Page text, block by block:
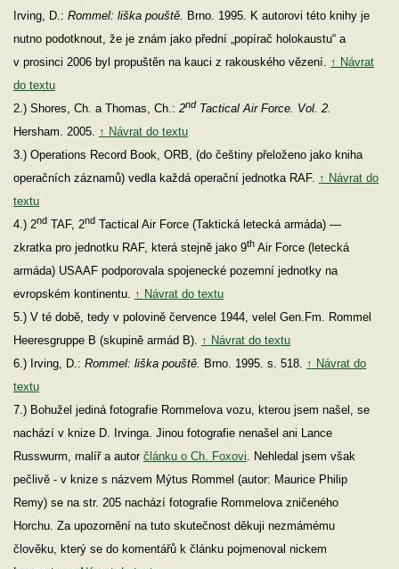
Irving, D.: Rommel: liška pouště. Brno. 1995. K autorovi této knihy je
nutno podotknout, že je znám jako přední „popírač holokaustu“ a
v prosinci 2006 byl propuštěn na kauci z rakouského vězení. ↑ Návrat
do textu
2.) Shores, Ch. a Thomas, Ch.: 2nd Tactical Air Force. Vol. 2.
Hersham. 2005. ↑ Návrat do textu
3.) Operations Record Book, ORB, (do češtiny přeloženo jako kniha
operačních záznamů) vedla každá operační jednotka RAF. ↑ Návrat do
textu
4.) 2nd TAF, 2nd Tactical Air Force (Taktická letecká armáda) —
zkratka pro jednotku RAF, která stejně jako 9th Air Force (letecká
armáda) USAAF podporovala spojenecké pozemní jednotky na
evropském kontinentu. ↑ Návrat do textu
5.) V té době, tedy v polovině července 1944, velel Gen.Fm. Rommel
Heeresgruppe B (skupině armád B). ↑ Návrat do textu
6.) Irving, D.: Rommel: liška pouště. Brno. 1995. s. 518. ↑ Návrat do
textu
7.) Bohužel jediná fotografie Rommelova vozu, kterou jsem našel, se
nachází v knize D. Irvinga. Jinou fotografie nenašel ani Lance
Russwurm, malíř a autor článku o Ch. Foxovi . Nehledal jsem však
pečlivě - v knize s názvem Mýtus Rommel (autor: Maurice Philip
Remy) se na str. 205 nachází fotografie Rommelova zničeného
Horchu. Za upozornění na tuto skutečnost děkuji nezmámému
člověku, který se do komentářů k článku pojmenoval nickem